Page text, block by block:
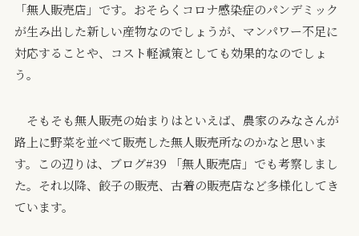
「無人販売店」です。おそらくコロナ感染症のパンデミック
が生み出した新しい産物なのでしょうが、マンパワー不足に
対応することや、コスト軽減策としても効果的なのでしょ
う。
そもそも無人販売の始まりはといえば、農家のみなさんが
路上に野菜を並べて販売した無人販売所なのかなと思いま
す。この辺りは、ブログ#39 「無人販売店」でも考察しまし
た。それ以降、餃子の販売、古着の販売店など多様化してき
ています。